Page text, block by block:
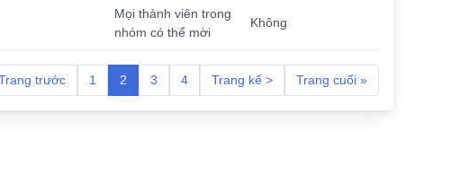
Mọi thành viên trong
nhóm có thể mời
Không
trước 1 2 3 4 Trang kế > Trang cuối »